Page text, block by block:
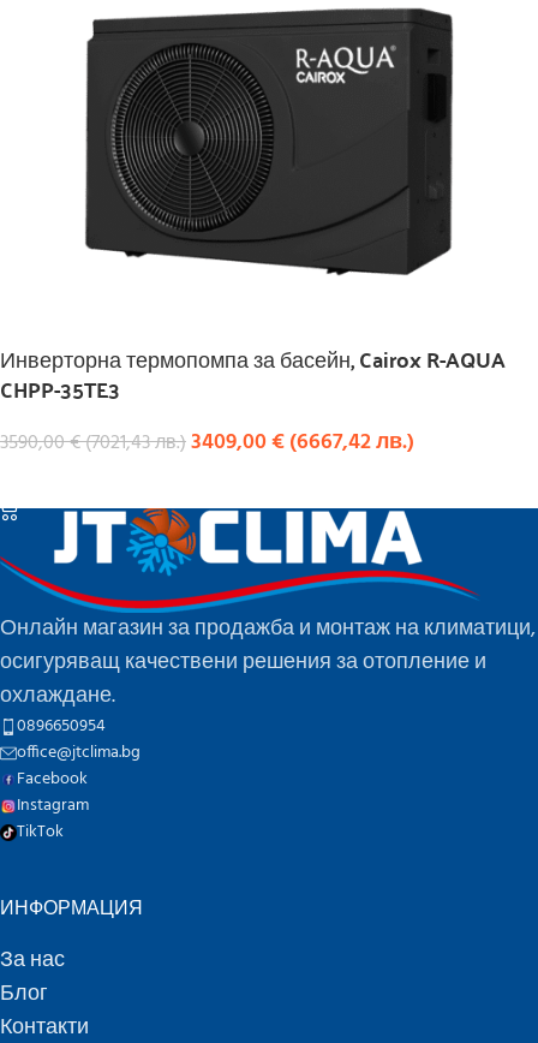
Инверторна термопомпа за басейн, Cairox R-AQUA
CHPP-35TE3
3590,00€(7021,43лв.)3409,00€(6667,42лв.)
Онлайн магазин за продажба и монтаж на климатици,
осигуряващ качествени решения за отопление и
охлаждане.
0896650954
office@jtclima.bg
Facebook
Instagram
TikTok
ИНФОРМАЦИЯ
За нас
Блог
Контакти